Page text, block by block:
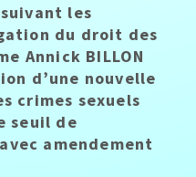
les
du droit des
Annick BILLON
d’une nouvelle
crimes sexuels
seuil de
amendement